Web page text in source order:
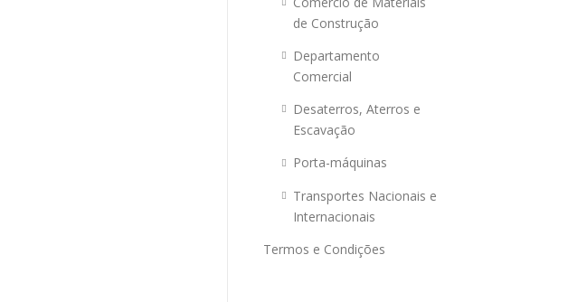
de Construção
Departamento
Comercial
Desaterros, Aterros e
Escavação
Porta-máquinas
Transportes Nacionais e
Internacionais
Termos e Condições